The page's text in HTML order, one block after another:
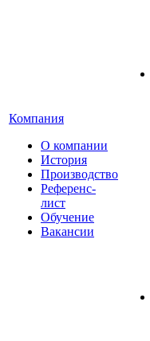
Компания
О компании
История
Производство
Референс-
лист
Обучение
Вакансии